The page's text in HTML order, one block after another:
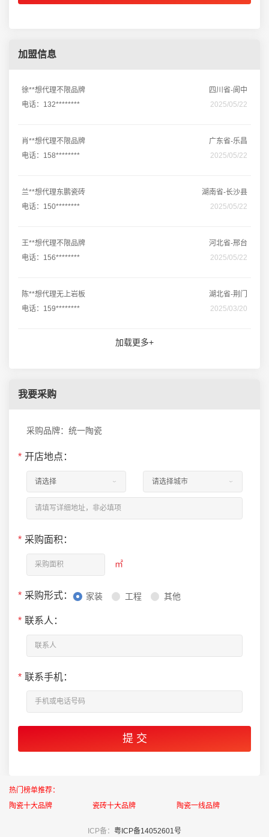
加盟信息
徐**想代理不限品牌
四川省-阆中
电话：132********
2025/05/22
肖**想代理不限品牌
广东省-乐昌
电话：158********
2025/05/22
兰**想代理东鹏瓷砖
湖南省-长沙县
电话：150********
2025/05/22
王**想代理不限品牌
河北省-邢台
电话：156********
2025/05/22
陈**想代理无上岩板
湖北省-荆门
电话：159********
2025/03/20
加载更多+
我要采购
采购品牌：统一陶瓷
* 开店地点：
* 采购面积：
㎡
* 采购形式： 家装 工程 其他
* 联系人：
* 联系手机：
热门榜单推荐：
陶瓷十大品牌
瓷砖十大品牌 陶瓷一线品牌
ICP备： 粤ICP备14052601号